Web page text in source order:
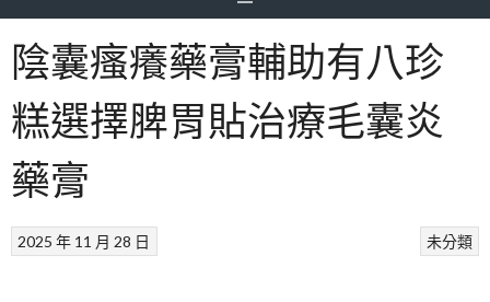
陰囊瘙癢藥膏輔助有八珍
糕選擇脾胃貼治療毛囊炎
藥膏
未分類
2025 年 11 月 28 日